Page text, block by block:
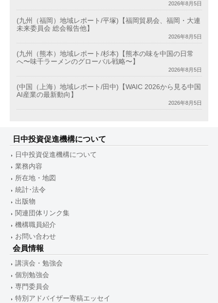
2026年8月5日
(九州（福岡）地域レポート/平塚)【福岡貿易会、福岡・大連
未来委員会 総会報告他】
2026年8月5日
(九州（熊本）地域レポート/杉本)【熊本の味を中国の日常
へ〜味千ラーメンのグローバル戦略〜】
2026年8月5日
(中国（上海）地域レポート/田中)【WAIC 2026から見る中国
AI産業の最新動向】
2026年8月5日
日中投資促進機構について
日中投資促進機構について
業務内容
所在地・地図
統計･法令
出版物
関連団体リンク集
機構職員紹介
お問い合わせ
会員情報
講演会・勉強会
個別勉強会
専門委員会
特別アドバイザー寄稿エッセイ